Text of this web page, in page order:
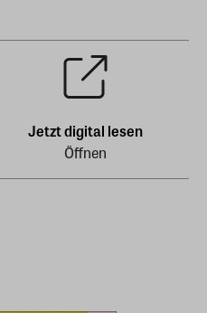
Jetzt digital lesen
Öffnen